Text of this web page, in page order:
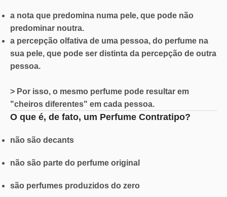
a nota que predomina numa pele, que pode não
predominar noutra.
a percepção olfativa de uma pessoa, do perfume na
sua pele, que pode ser distinta da percepção de outra
pessoa.
> Por isso, o mesmo perfume pode resultar em
"cheiros diferentes" em cada pessoa.
O que é, de fato, um Perfume Contratipo?
não são decants
não são parte do perfume original
são perfumes produzidos do zero